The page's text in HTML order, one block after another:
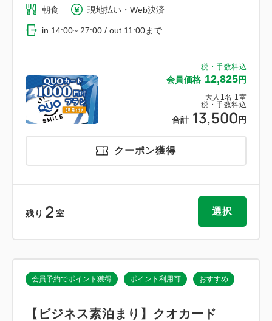
税・手数料込
会員価格 12,825円
大人 1 名 1 室
税・手数料込
合計 13,500 円
朝食 現地払い・Web決済
in 14:00~ 27:00 / out 11:00まで
クーポン獲得
残り 2 室 選択
会員予約でポイント獲得 ポイント利用可 おすすめ
【ビジネス素泊まり】クオカード